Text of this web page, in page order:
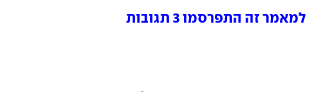
למאמר זה התפרסמו 3 תגובות